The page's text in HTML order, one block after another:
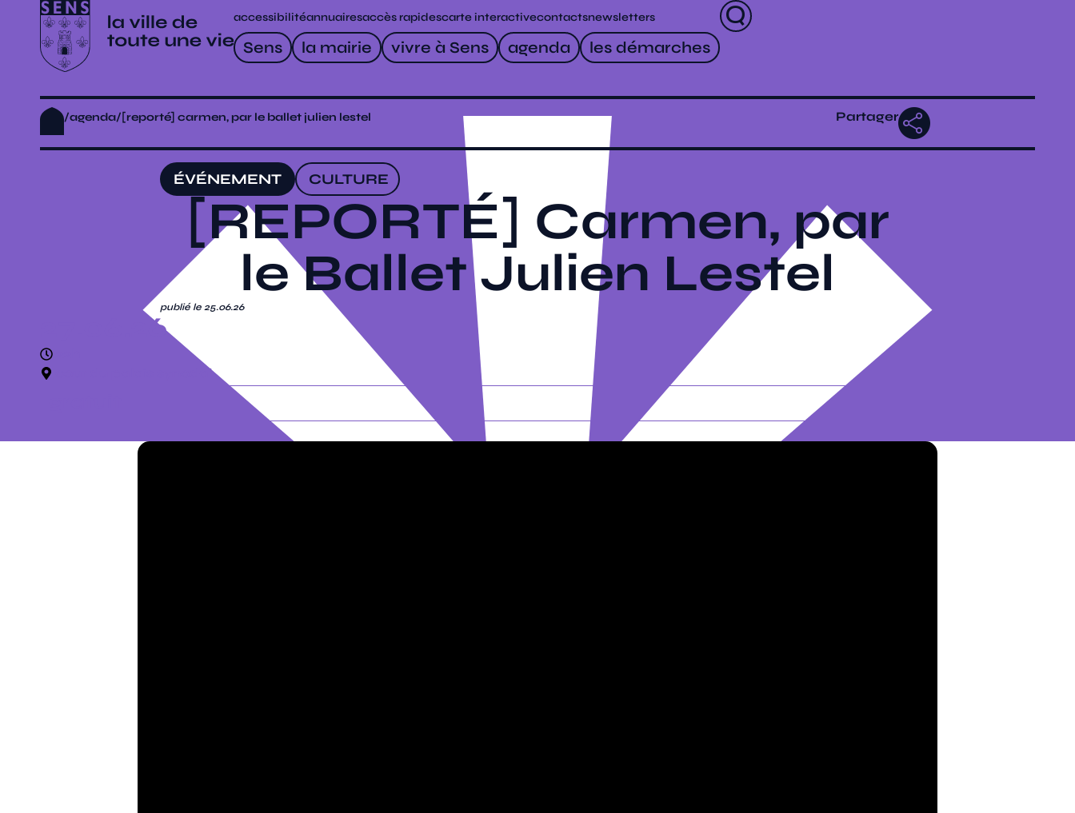
Sens la mairie vivre à Sens agenda les démarches
accessibilitéannuairesaccès rapidescarte interactivecontactsnewsletters
/agenda/[reporté] carmen, par le ballet julien lestel Partager
ÉVÉNEMENT CULTURE
[REPORTÉ] Carmen, par
le Ballet Julien Lestel
publié le 25.06.26
27.06.26
cour du palais synodal